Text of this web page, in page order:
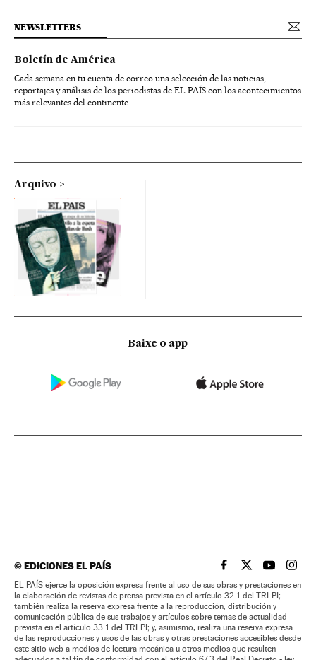
NEWSLETTERS
Boletín de América
Cada semana en tu cuenta de correo una selección de las noticias,
reportajes y análisis de los periodistas de EL PAÍS con los acontecimientos
más relevantes del continente.
Arquivo
Baixe o app
©EDICIONES EL PAÍS EL PAÍS BRASIL EN
EL PAÍSEL PAÍS
EL
EL PAÍS ejerce la oposición expresa frente al uso de sus obras y prestaciones en
la elaboración de revistas de prensa prevista en el artículo 32.1 del TRLPI;
también realiza la reserva expresa frente a la reproducción, distribución y
comunicación pública de sus trabajos y artículos sobre temas de actualidad
prevista en el artículo 33.1 del TRLPI; y, asimismo, realiza una reserva expresa
de las reproducciones y usos de las obras y otras prestaciones accesibles desde
este sitio web a medios de lectura mecánica u otros medios que resulten